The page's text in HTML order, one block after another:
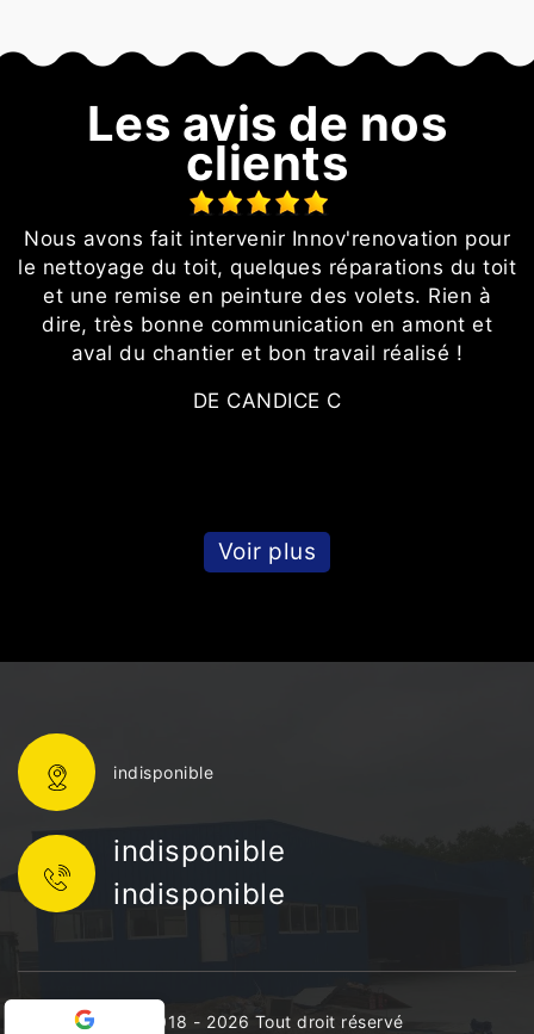
Les avis de nos
clients
Nous avons fait intervenir Innov'renovation pour
le nettoyage du toit, quelques réparations du toit
et une remise en peinture des volets. Rien à
dire, très bonne communication en amont et
aval du chantier et bon travail réalisé !
DE CANDICE C
Voir plus
indisponible
indisponible
indisponible
©2018 - 2026 Tout droit réservé